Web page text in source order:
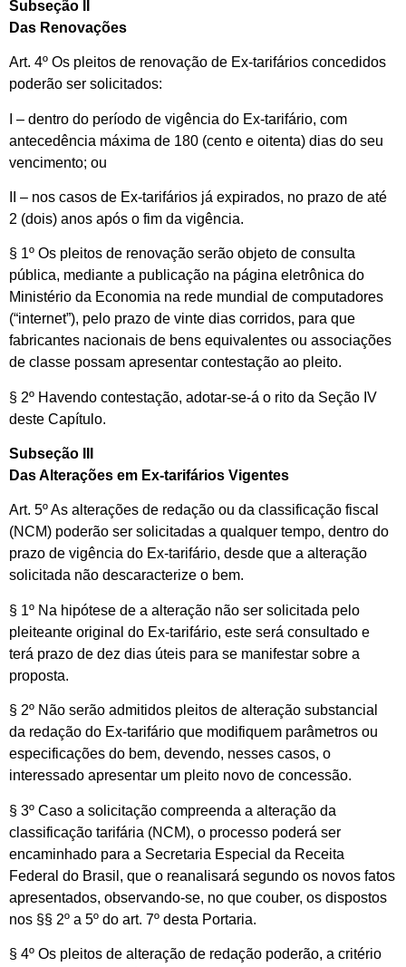
Subseção II
Das Renovações
Art. 4º Os pleitos de renovação de Ex-tarifários concedidos
poderão ser solicitados:
I – dentro do período de vigência do Ex-tarifário, com
antecedência máxima de 180 (cento e oitenta) dias do seu
vencimento; ou
II – nos casos de Ex-tarifários já expirados, no prazo de até
2 (dois) anos após o fim da vigência.
§ 1º Os pleitos de renovação serão objeto de consulta
pública, mediante a publicação na página eletrônica do
Ministério da Economia na rede mundial de computadores
(“internet”), pelo prazo de vinte dias corridos, para que
fabricantes nacionais de bens equivalentes ou associações
de classe possam apresentar contestação ao pleito.
§ 2º Havendo contestação, adotar-se-á o rito da Seção IV
deste Capítulo.
Subseção III
Das Alterações em Ex-tarifários Vigentes
Art. 5º As alterações de redação ou da classificação fiscal
(NCM) poderão ser solicitadas a qualquer tempo, dentro do
prazo de vigência do Ex-tarifário, desde que a alteração
solicitada não descaracterize o bem.
§ 1º Na hipótese de a alteração não ser solicitada pelo
pleiteante original do Ex-tarifário, este será consultado e
terá prazo de dez dias úteis para se manifestar sobre a
proposta.
§ 2º Não serão admitidos pleitos de alteração substancial
da redação do Ex-tarifário que modifiquem parâmetros ou
especificações do bem, devendo, nesses casos, o
interessado apresentar um pleito novo de concessão.
§ 3º Caso a solicitação compreenda a alteração da
classificação tarifária (NCM), o processo poderá ser
encaminhado para a Secretaria Especial da Receita
Federal do Brasil, que o reanalisará segundo os novos fatos
apresentados, observando-se, no que couber, os dispostos
nos §§ 2º a 5º do art. 7º desta Portaria.
§ 4º Os pleitos de alteração de redação poderão, a critério